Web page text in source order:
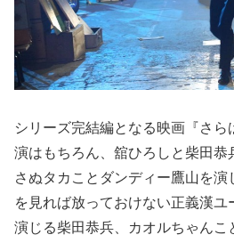
シリーズ完結編となる映画『さら
演はもちろん、舘ひろしと柴田恭
さぬタカことダンディー鷹山を
を見れば放っておけない正義漢
演じる柴田恭兵、カオルちゃんこ